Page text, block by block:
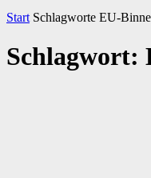
Start Schlagworte EU-
Schlagwort: